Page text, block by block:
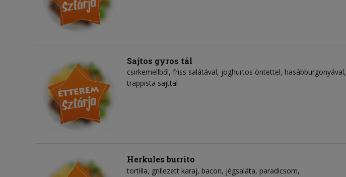
Sajtos gyros tál
csirkemellből, friss salátával, joghurtos öntettel, hasábburgonyával,
trappista sajttal
Herkules burrito
tortilla grillezett karaj bacon jégsaláta paradicsom